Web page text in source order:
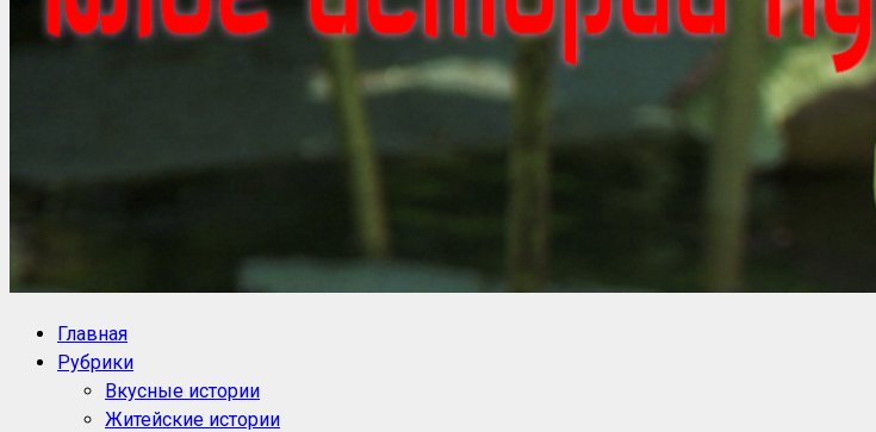
Блог историй NoorySan
Главная
Рубрики
Вкусные истории
Житейские истории